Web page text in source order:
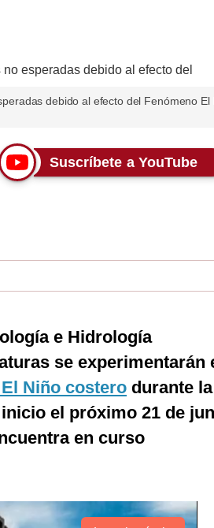
debido al efecto del Fenómeno El
Suscríbete a YouTube
e Hidrología
se experimentarán
Niño costero durante la
el próximo 21 de
en curso